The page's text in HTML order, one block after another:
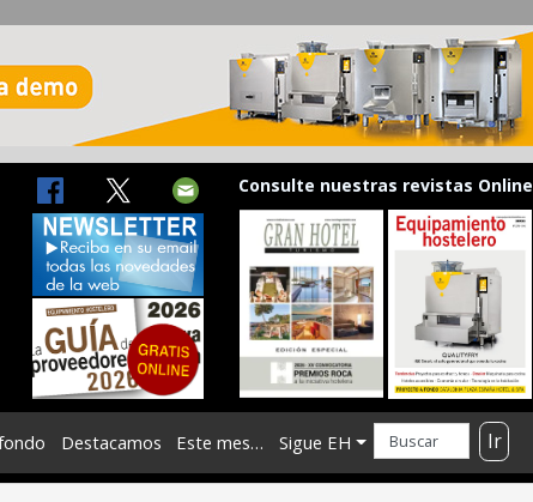
Consulte nuestras revistas Online
Destacamos Este mes… Sigue EH Ir